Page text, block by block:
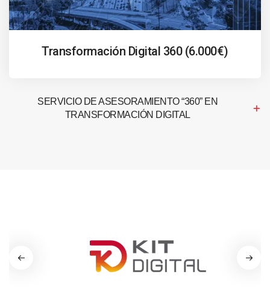
Transformación Digital 360 (6.000€)
SERVICIO DE ASESORAMIENTO “360” EN
TRANSFORMACIÓN DIGITAL